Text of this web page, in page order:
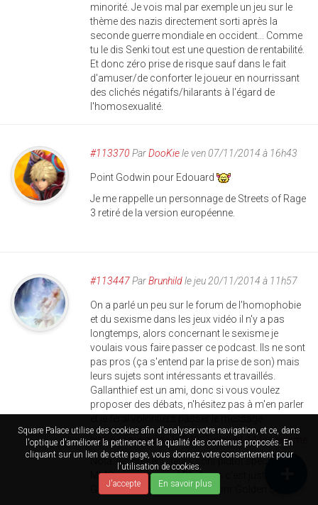
Square Palace utilise des cookies afin d'analyser votre navigation, et ce, dans
l'optique d'améliorer la petinence et la qualité des contenus proposés. En
cliquant sur un lien de cette page, vous donnez votre consentement pour
l'utilisation de cookies.
J'accepte
En savoir plus
minorité. Je vois mal par exemple un jeu sur le
thème des nazis directement sorti après la
seconde guerre mondiale en occident... Comme
tu le dis Senki tout est une question de rentabilité.
Et donc zéro prise de risque sauf dans le fait
d'amuser/de conforter le joueur en nourrissant
des clichés négatifs/hilarants à l'égard de
l'homosexualité.
#113370 ParDooKiele ven 07/11/2014 à 16h43
Point Godwin pour Edouard
Je me rappelle un personnage de Streets of Rage
3 retiré de la version européenne.
#113447ParBrunhildle jeu 20/11/2014 à 11h57
On a parlé un peu sur le forum de l'homophobie
et du sexisme dans les jeux vidéo il n'y a pas
longtemps, alors concernant le sexisme je
voulais vous faire passer ce podcast. Ils ne sont
pas pros (ça s'entend par la prise de son) mais
leurs sujets sont intéressants et travaillés.
Gallanthief est un ami, donc si vous voulez
proposer des débats, n'hésitez pas à m'en parler
http://game-guide.fr/34025-played-14-le-sexisme
Nota: les présentateurs sont plutôt spécialisés
MMO, mais pas que! D'ailleurs c'est justement
Gallanthief qui m'a fait découvrir Golden Sun.